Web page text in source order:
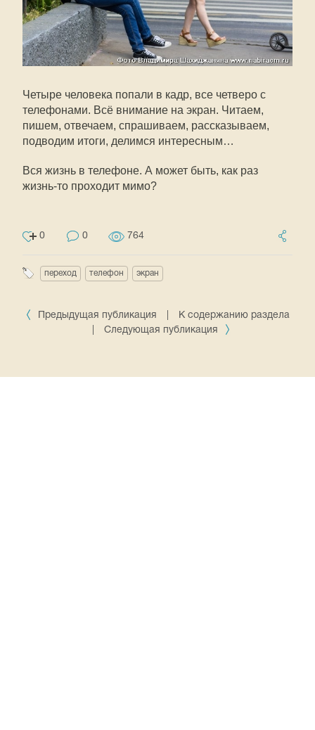
Четыре человека попали в кадр, все четверо с
телефонами. Всё внимание на экран. Читаем,
пишем, отвечаем, спрашиваем, рассказываем,
подводим итоги, делимся интересным…
Вся жизнь в телефоне. А может быть, как раз
жизнь-то проходит мимо?
0 0 764
переход телефон экран
Предыдущая публикация
К содержанию раздела
Следующая публикация